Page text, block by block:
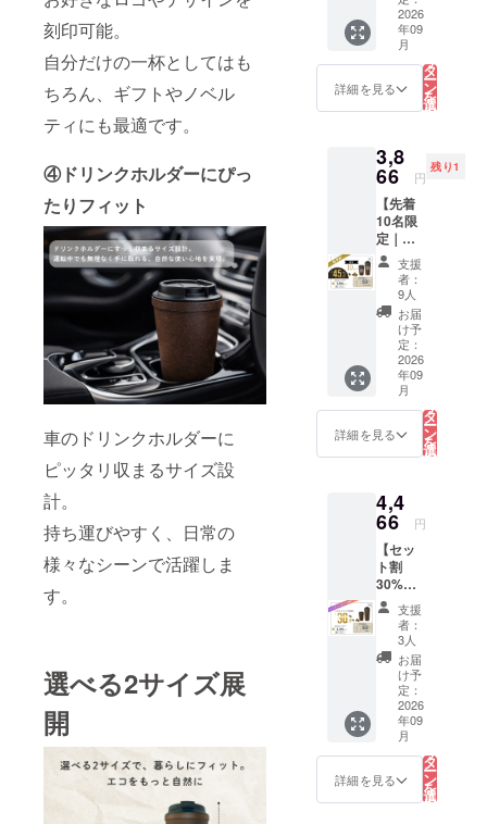
刻印可能。
自分だけの一杯としてはも
ちろん、ギフトやノベル
ティにも最適です。
④ドリンクホルダーにぴっ
たりフィット
車のドリンクホルダーに
ピッタリ収まるサイズ設
計。
持ち運びやすく、日常の
様々なシーンで活躍しま
す。
選べる2サイズ展
開
せん。
温・保
冷） ・
コー
ヒー抽
出かす
ヒーバ
イオプ
ラス
チック
使用 ※
食洗機
には対
応して
おりま
せん。
【内
容】 ・
Kaffy
Pita
Cup
×1点
【製品
・容
量：
430ml
・倒れ
にくい
吸盤構
造 ・二
重構造
（保
温・保
冷） ・
コー
ヒー抽
出かす
ヒーバ
イオプ
ラス
チック
使用 ※
食洗機
には対
応して
おりま
せん。
イズ
セット
（ロゴ
なし）
《2,525
円お
売予定
価格
6,270円
→
3,745円
（税
込・送
料込
み）
（約
45%OF
【内
容】 ・
Kaffy
Pita
Cup
×1点 ・
Kaffy
Cup
430ml
（ロゴ
なし）
×1点
【製品
仕様】
・倒れ
にくい
吸盤構
造 ・二
重構造
（保
温・保
2026
年09
月
詳細を見る
リ
タ
ー
ン
を
選
択
3,8
66 円
残り1
【先着
10名限
定｜超
早割
45%OF
Kaffy
Pita
Cup 2サ
イズ
セット
（オリ
ジナル
ロゴ入
り）
得！》
一般販
売予定
価格
6,490円
→
3,866円
（税
込・送
料込
み）
（約
45%OF
【内
容】 ・
Kaffy
支援
者：
9人
お届
け予
定：
2026
年09
月
詳細を見る
リ
タ
ー
ン
を
選
択
4,4
66 円
【セッ
ト割
30%OF
F】
Kaffy
Pita
Cup 2サ
イズ
セット
（ロゴ
なし）
《1,804
円お
得！》
一般販
支援
者：
3人
お届
け予
定：
2026
年09
月
詳細を見る
リ
タ
ー
ン
を
選
択